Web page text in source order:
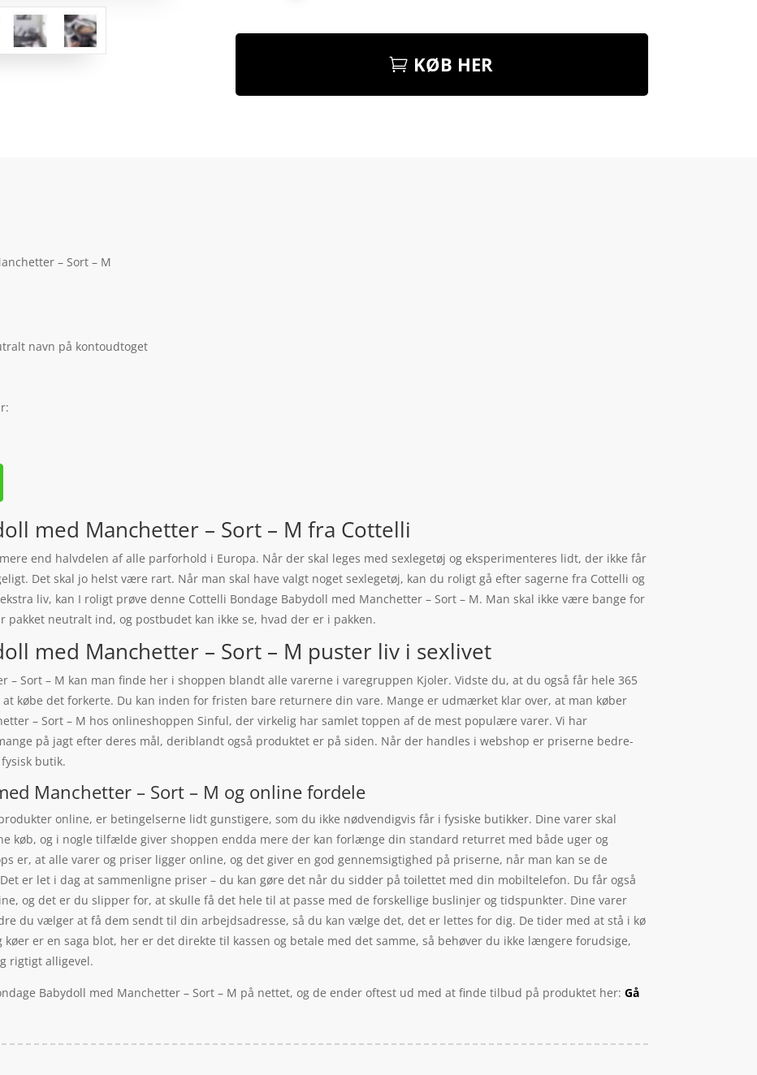
KØB HER
– Sort – M
navn på kontoudtoget
med Manchetter – Sort – M fra Cottelli
end halvdelen af alle parforhold i Europa. Når der skal leges med sexlegetøj og eksperimenteres lidt, der ikke får
Det skal jo helst være rart. Når man skal have valgt noget sexlegetøj, kan du roligt gå efter sagerne fra Cottelli og
liv, kan I roligt prøve denne Cottelli Bondage Babydoll med Manchetter – Sort – M. Man skal ikke være bange for
pakket neutralt ind, og postbudet kan ikke se, hvad der er i pakken.
med Manchetter – Sort – M puster liv i sexlivet
– Sort – M kan man finde her i shoppen blandt alle varerne i varegruppen Kjoler. Vidste du, at du også får hele 365
købe det forkerte. Du kan inden for fristen bare returnere din vare. Mange er udmærket klar over, at man køber
– Sort – M hos onlineshoppen Sinful, der virkelig har samlet toppen af de mest populære varer. Vi har
på jagt efter deres mål, deriblandt også produktet er på siden. Når der handles i webshop er priserne bedre-
butik.
Manchetter – Sort – M og online fordele
online, er betingelserne lidt gunstigere, som du ikke nødvendigvis får i fysiske butikker. Dine varer skal
køb, og i nogle tilfælde giver shoppen endda mere der kan forlænge din standard returret med både uger og
er, at alle varer og priser ligger online, og det giver en god gennemsigtighed på priserne, når man kan se de
er let i dag at sammenligne priser – du kan gøre det når du sidder på toilettet med din mobiltelefon. Du får også
og det er du slipper for, at skulle få det hele til at passe med de forskellige buslinjer og tidspunkter. Dine varer
du vælger at få dem sendt til din arbejdsadresse, så du kan vælge det, det er lettes for dig. De tider med at stå i kø
er en saga blot, her er det direkte til kassen og betale med det samme, så behøver du ikke længere forudsige,
rigtigt alligevel.
Babydoll med Manchetter – Sort – M på nettet, og de ender oftest ud med at finde tilbud på produktet her:Gå